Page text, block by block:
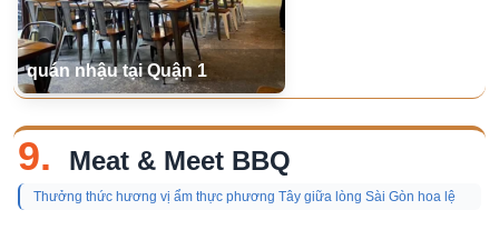
quán nhậu tại Quận 1
9. Meat & Meet BBQ
Thưởng thức hương vị ẩm thực phương Tây giữa lòng Sài Gòn hoa lệ